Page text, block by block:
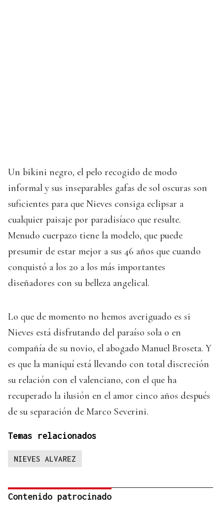
Un bikini negro, el pelo recogido de modo
informal y sus inseparables gafas de sol oscuras son
suficientes para que Nieves consiga eclipsar a
cualquier paisaje por paradisíaco que resulte.
Menudo cuerpazo tiene la modelo, que puede
presumir de estar mejor a sus 46 años que cuando
conquistó a los 20 a los más importantes
diseñadores con su belleza angelical.
Lo que de momento no hemos averiguado es si
Nieves está disfrutando del paraíso sola o en
compañía de su novio, el abogado Manuel Broseta. Y
es que la maniquí está llevando con total discreción
su relación con el valenciano, con el que ha
recuperado la ilusión en el amor cinco años después
de su separación de Marco Severini.
Temas relacionados
NIEVES ALVAREZ
Contenido patrocinado